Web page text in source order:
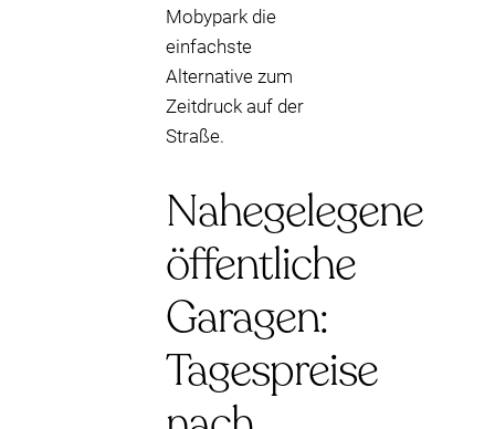
Mobypark die
einfachste
Alternative zum
Zeitdruck auf der
Straße.
Nahegelegene
öffentliche
Garagen:
Tagespreise